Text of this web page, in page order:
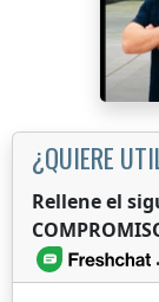
¿QUIERE
Rellene el
.